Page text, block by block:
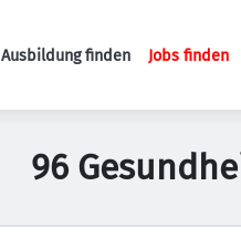
Ausbildung finden Jobs finden
96